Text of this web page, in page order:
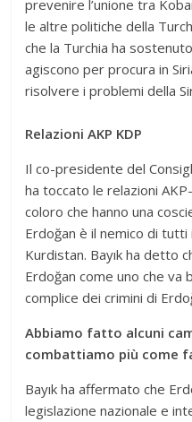
prevenire l’unione tra
le altre politiche della
che la Turchia ha
agiscono per procura in
risolvere i problemi della
Relazioni AKP KDP
Il co-presidente del
ha toccato le relazioni
coloro che hanno una
Erdoğan è il nemico di
Kurdistan. Bayık ha detto
Erdoğan come uno che va
complice dei crimini di
Abbiamo fatto alcuni
combattiamo più come
Bayık ha affermato che
legislazione nazionale e